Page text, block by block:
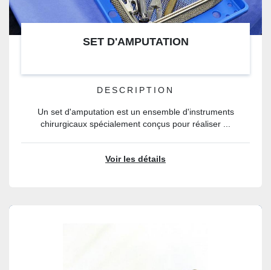
SET D'AMPUTATION
DESCRIPTION
Un set d'amputation est un ensemble d'instruments
chirurgicaux spécialement conçus pour réaliser ...
Voir les détails